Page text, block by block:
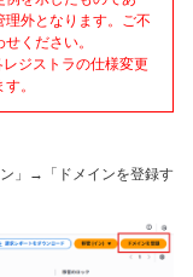
理外となります。ご不
ください。
ジストラの仕様変更
。
」→「ドメインを登録す